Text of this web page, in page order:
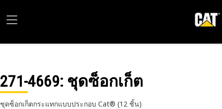
271-4669: ชุดซ็อกเก็ต
ชุดซ็อกเก็ตกระแทกแบบประกอบ Cat® (12 ชิ้น)